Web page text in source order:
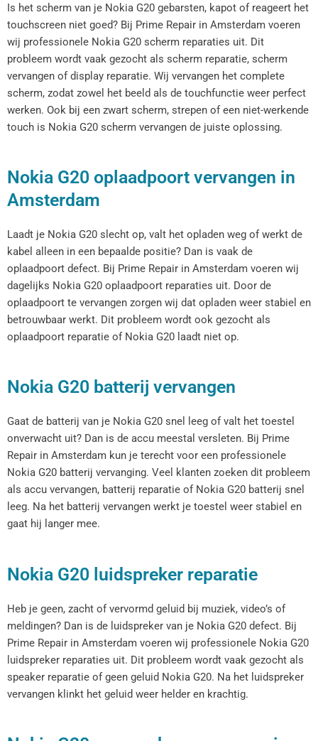
Is het scherm van je Nokia G20 gebarsten, kapot of reageert het
touchscreen niet goed? Bij Prime Repair in Amsterdam voeren
wij professionele Nokia G20 scherm reparaties uit. Dit
probleem wordt vaak gezocht als scherm reparatie, scherm
vervangen of display reparatie. Wij vervangen het complete
scherm, zodat zowel het beeld als de touchfunctie weer perfect
werken. Ook bij een zwart scherm, strepen of een niet-werkende
touch is Nokia G20 scherm vervangen de juiste oplossing.
Nokia G20 oplaadpoort vervangen in
Amsterdam
Laadt je Nokia G20 slecht op, valt het opladen weg of werkt de
kabel alleen in een bepaalde positie? Dan is vaak de
oplaadpoort defect. Bij Prime Repair in Amsterdam voeren wij
dagelijks Nokia G20 oplaadpoort reparaties uit. Door de
oplaadpoort te vervangen zorgen wij dat opladen weer stabiel en
betrouwbaar werkt. Dit probleem wordt ook gezocht als
oplaadpoort reparatie of Nokia G20 laadt niet op.
Nokia G20 batterij vervangen
Gaat de batterij van je Nokia G20 snel leeg of valt het toestel
onverwacht uit? Dan is de accu meestal versleten. Bij Prime
Repair in Amsterdam kun je terecht voor een professionele
Nokia G20 batterij vervanging. Veel klanten zoeken dit probleem
als accu vervangen, batterij reparatie of Nokia G20 batterij snel
leeg. Na het batterij vervangen werkt je toestel weer stabiel en
gaat hij langer mee.
Nokia G20 luidspreker reparatie
Heb je geen, zacht of vervormd geluid bij muziek, video’s of
meldingen? Dan is de luidspreker van je Nokia G20 defect. Bij
Prime Repair in Amsterdam voeren wij professionele Nokia G20
luidspreker reparaties uit. Dit probleem wordt vaak gezocht als
speaker reparatie of geen geluid Nokia G20. Na het luidspreker
vervangen klinkt het geluid weer helder en krachtig.